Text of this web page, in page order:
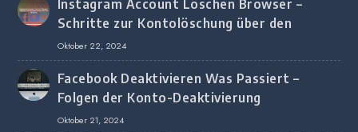
Instagram Account Löschen Browser –
Schritte zur Kontolöschung über den
Browser
Oktober 22, 2024
Facebook Deaktivieren Was Passiert –
Folgen der Konto-Deaktivierung
Oktober 21, 2024